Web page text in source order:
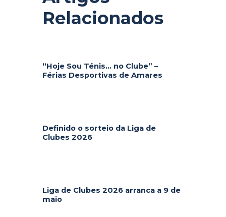
Relacionados
“Hoje Sou Ténis… no Clube” –
Férias Desportivas de Amares
Definido o sorteio da Liga de
Clubes 2026
Liga de Clubes 2026 arranca a 9 de
maio